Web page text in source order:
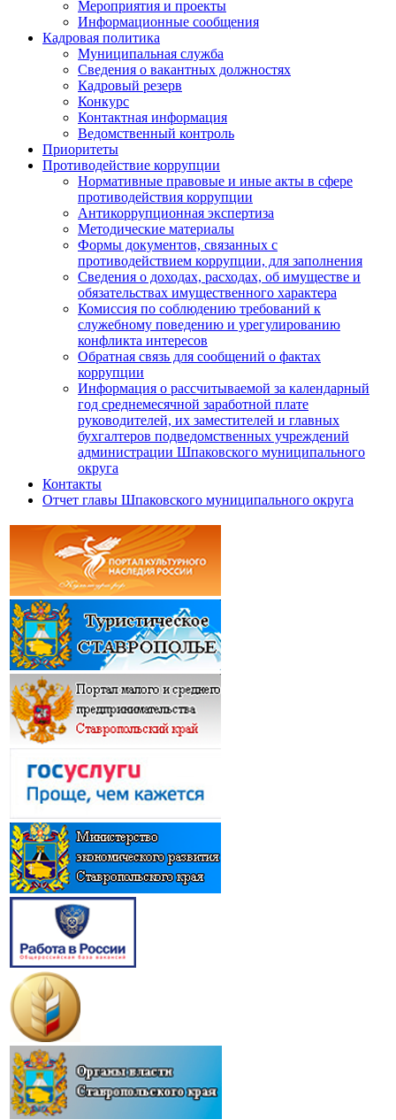
Мероприятия и проекты
Информационные сообщения
Кадровая политика
Муниципальная служба
Сведения о вакантных должностях
Кадровый резерв
Конкурс
Контактная информация
Ведомственный контроль
Приоритеты
Противодействие коррупции
Нормативные правовые и иные акты в сфере
противодействия коррупции
Антикоррупционная экспертиза
Методические материалы
Формы документов, связанных с
противодействием коррупции, для заполнения
Сведения о доходах, расходах, об имуществе и
обязательствах имущественного характера
Комиссия по соблюдению требований к
служебному поведению и урегулированию
конфликта интересов
Обратная связь для сообщений о фактах
коррупции
Информация о рассчитываемой за календарный
год среднемесячной заработной плате
руководителей, их заместителей и главных
бухгалтеров подведомственных учреждений
администрации Шпаковского муниципального
округа
Контакты
Отчет главы Шпаковского муниципального округа